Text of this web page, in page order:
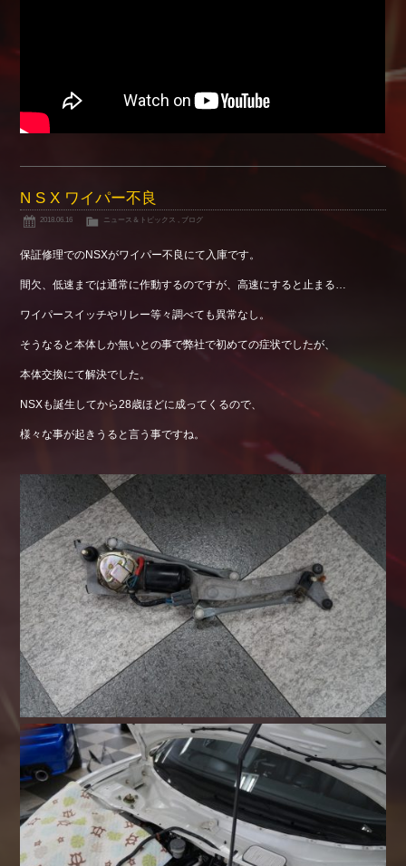
N S X ワイパー不良
2018.06.16 ニュース＆トピックス ブログ
保証修理でのNSXがワイパー不良にて入庫です。
間欠、低速までは通常に作動するのですが、高速にすると止まる…
ワイパースイッチやリレー等々調べても異常なし。
そうなると本体しか無いとの事で弊社で初めての症状でしたが、
本体交換にて解決でした。
NSXも誕生してから28歳ほどに成ってくるので、
様々な事が起きうると言う事ですね。